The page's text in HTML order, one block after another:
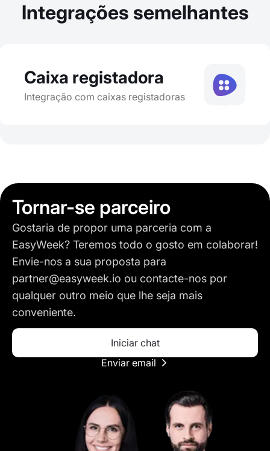
Integrações semelhantes
Caixa registadora
Integração com caixas registadoras
Tornar-se parceiro
Gostaria de propor uma parceria com a
EasyWeek? Teremos todo o gosto em colaborar!
Envie-nos a sua proposta para
partner@easyweek.io ou contacte-nos por
qualquer outro meio que lhe seja mais
conveniente.
Iniciar chat
Enviar email